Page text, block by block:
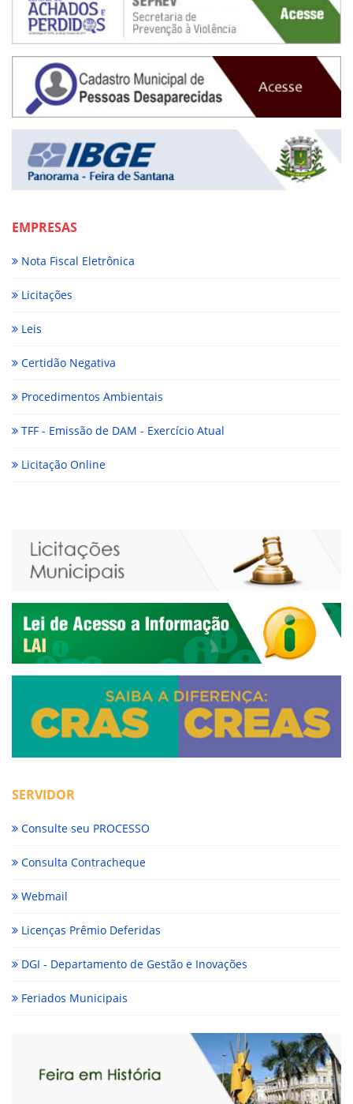
EMPRESAS
Nota Fiscal Eletrônica
Licitações
Leis
Certidão Negativa
Procedimentos Ambientais
TFF - Emissão de DAM - Exercício Atual
Licitação Online
SERVIDOR
Consulte seu PROCESSO
Consulta Contracheque
Webmail
Licenças Prêmio Deferidas
DGI - Departamento de Gestão e Inovações
Feriados Municipais